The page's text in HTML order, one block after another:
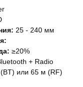
25 - 240 мм
≥20%
+ Radio
или 65 м (RF)